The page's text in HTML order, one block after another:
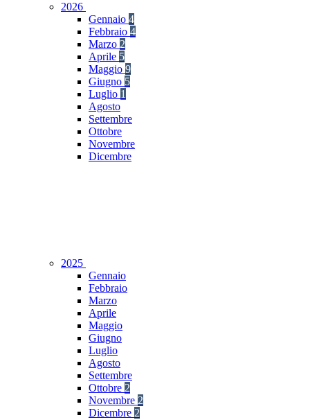
2026
Gennaio 4
Febbraio 4
Marzo 2
Aprile 5
Maggio 9
Giugno 5
Luglio 1
Agosto
Settembre
Ottobre
Novembre
Dicembre
2025
Gennaio
Febbraio
Marzo
Aprile
Maggio
Giugno
Luglio
Agosto
Settembre
Ottobre 2
Novembre 2
Dicembre 2